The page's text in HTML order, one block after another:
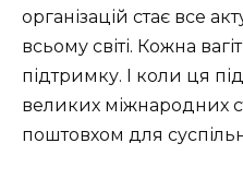
організацій стає все
всьому світі. Кожна
підтримку. І коли ця
великих міжнародних
поштовхом для